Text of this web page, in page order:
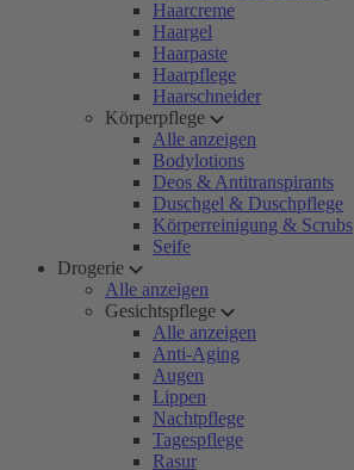
Haarcreme
Haargel
Haarpaste
Haarpflege
Haarschneider
Körperpflege
Alle anzeigen
Bodylotions
Deos & Antitranspirants
Duschgel & Duschpflege
Körperreinigung & Scrubs
Seife
Drogerie
Alle anzeigen
Gesichtspflege
Alle anzeigen
Anti-Aging
Augen
Lippen
Nachtpflege
Tagespflege
Rasur